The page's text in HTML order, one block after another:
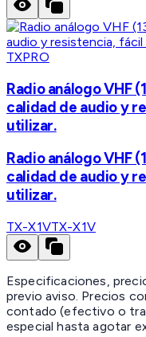
TXPRO
Radio análogo VHF
calidad de audio y
utilizar.
Radio análogo VHF
calidad de audio y
utilizar.
TX-X1VTX-X1V
Especificaciones,
previo aviso. Precios
contado (efectivo o
especial hasta agotar